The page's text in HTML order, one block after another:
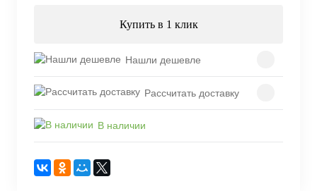
Купить в 1 клик
Нашли дешевле
Рассчитать доставку
В наличии